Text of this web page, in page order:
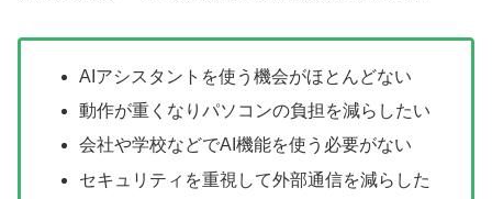
AIアシスタントを使う機会がほとんどない
動作が重くなりパソコンの負担を減らしたい
会社や学校などでAI機能を使う必要がない
セキュリティを重視して外部通信を減らした